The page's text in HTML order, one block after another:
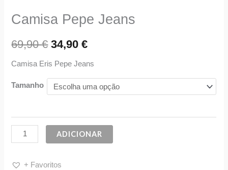
Camisa Pepe Jeans
69,90€ 34,90€
Camisa Eris Pepe Jeans
Tamanho
ADICIONAR
+ Favoritos